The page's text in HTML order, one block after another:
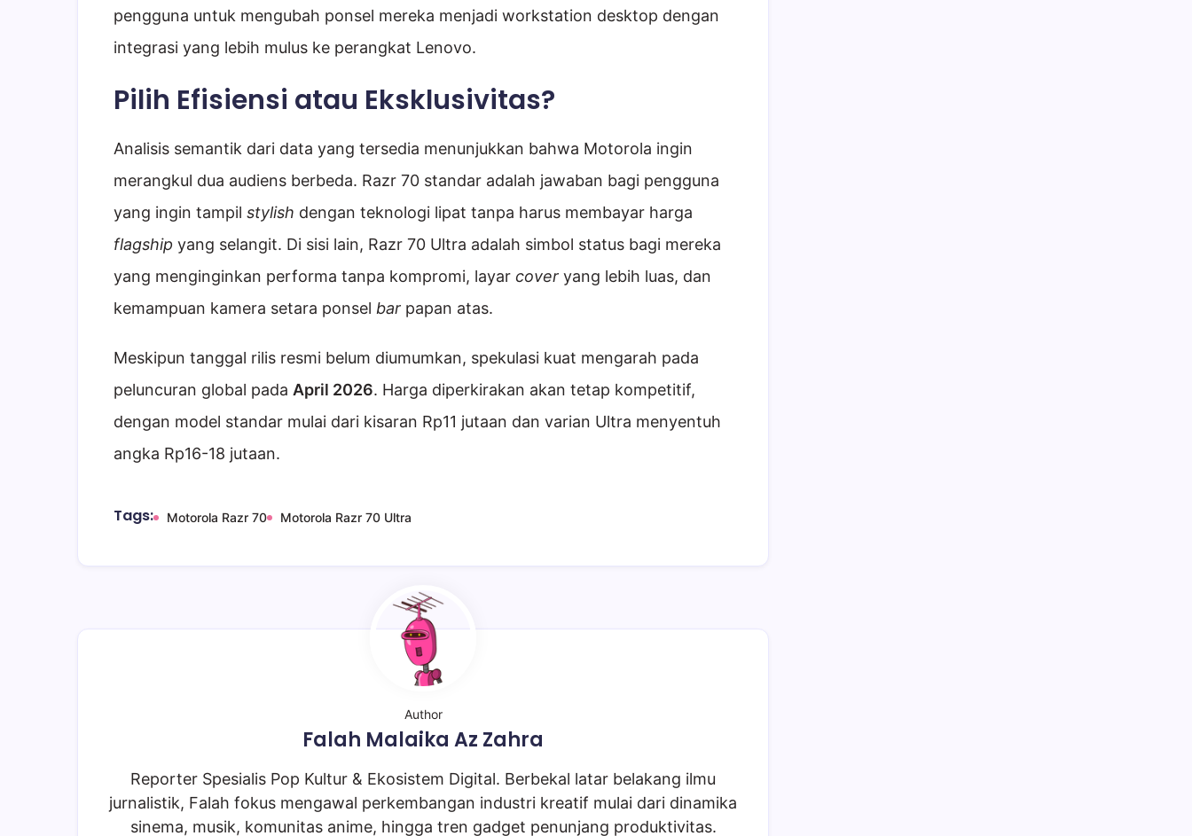
pengguna untuk mengubah ponsel mereka menjadi workstation desktop dengan
integrasi yang lebih mulus ke perangkat Lenovo.
Pilih Efisiensi atau Eksklusivitas?
Analisis semantik dari data yang tersedia menunjukkan bahwa Motorola ingin
merangkul dua audiens berbeda. Razr 70 standar adalah jawaban bagi pengguna
yang ingin tampil stylish dengan teknologi lipat tanpa harus membayar harga
flagship yang selangit. Di sisi lain, Razr 70 Ultra adalah simbol status bagi mereka
yang menginginkan performa tanpa kompromi, layar cover yang lebih luas, dan
kemampuan kamera setara ponsel bar papan atas.
Meskipun tanggal rilis resmi belum diumumkan, spekulasi kuat mengarah pada
peluncuran global pada April 2026. Harga diperkirakan akan tetap kompetitif,
dengan model standar mulai dari kisaran Rp11 jutaan dan varian Ultra menyentuh
angka Rp16-18 jutaan.
Tags: Motorola Razr 70 Motorola Razr 70 Ultra
Author
Falah Malaika Az Zahra
Reporter Spesialis Pop Kultur & Ekosistem Digital. Berbekal latar belakang ilmu
jurnalistik, Falah fokus mengawal perkembangan industri kreatif mulai dari dinamika
sinema, musik, komunitas anime, hingga tren gadget penunjang produktivitas.